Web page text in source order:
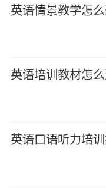
英语情景教学怎么
英语培训教材怎么
英语口语听力培